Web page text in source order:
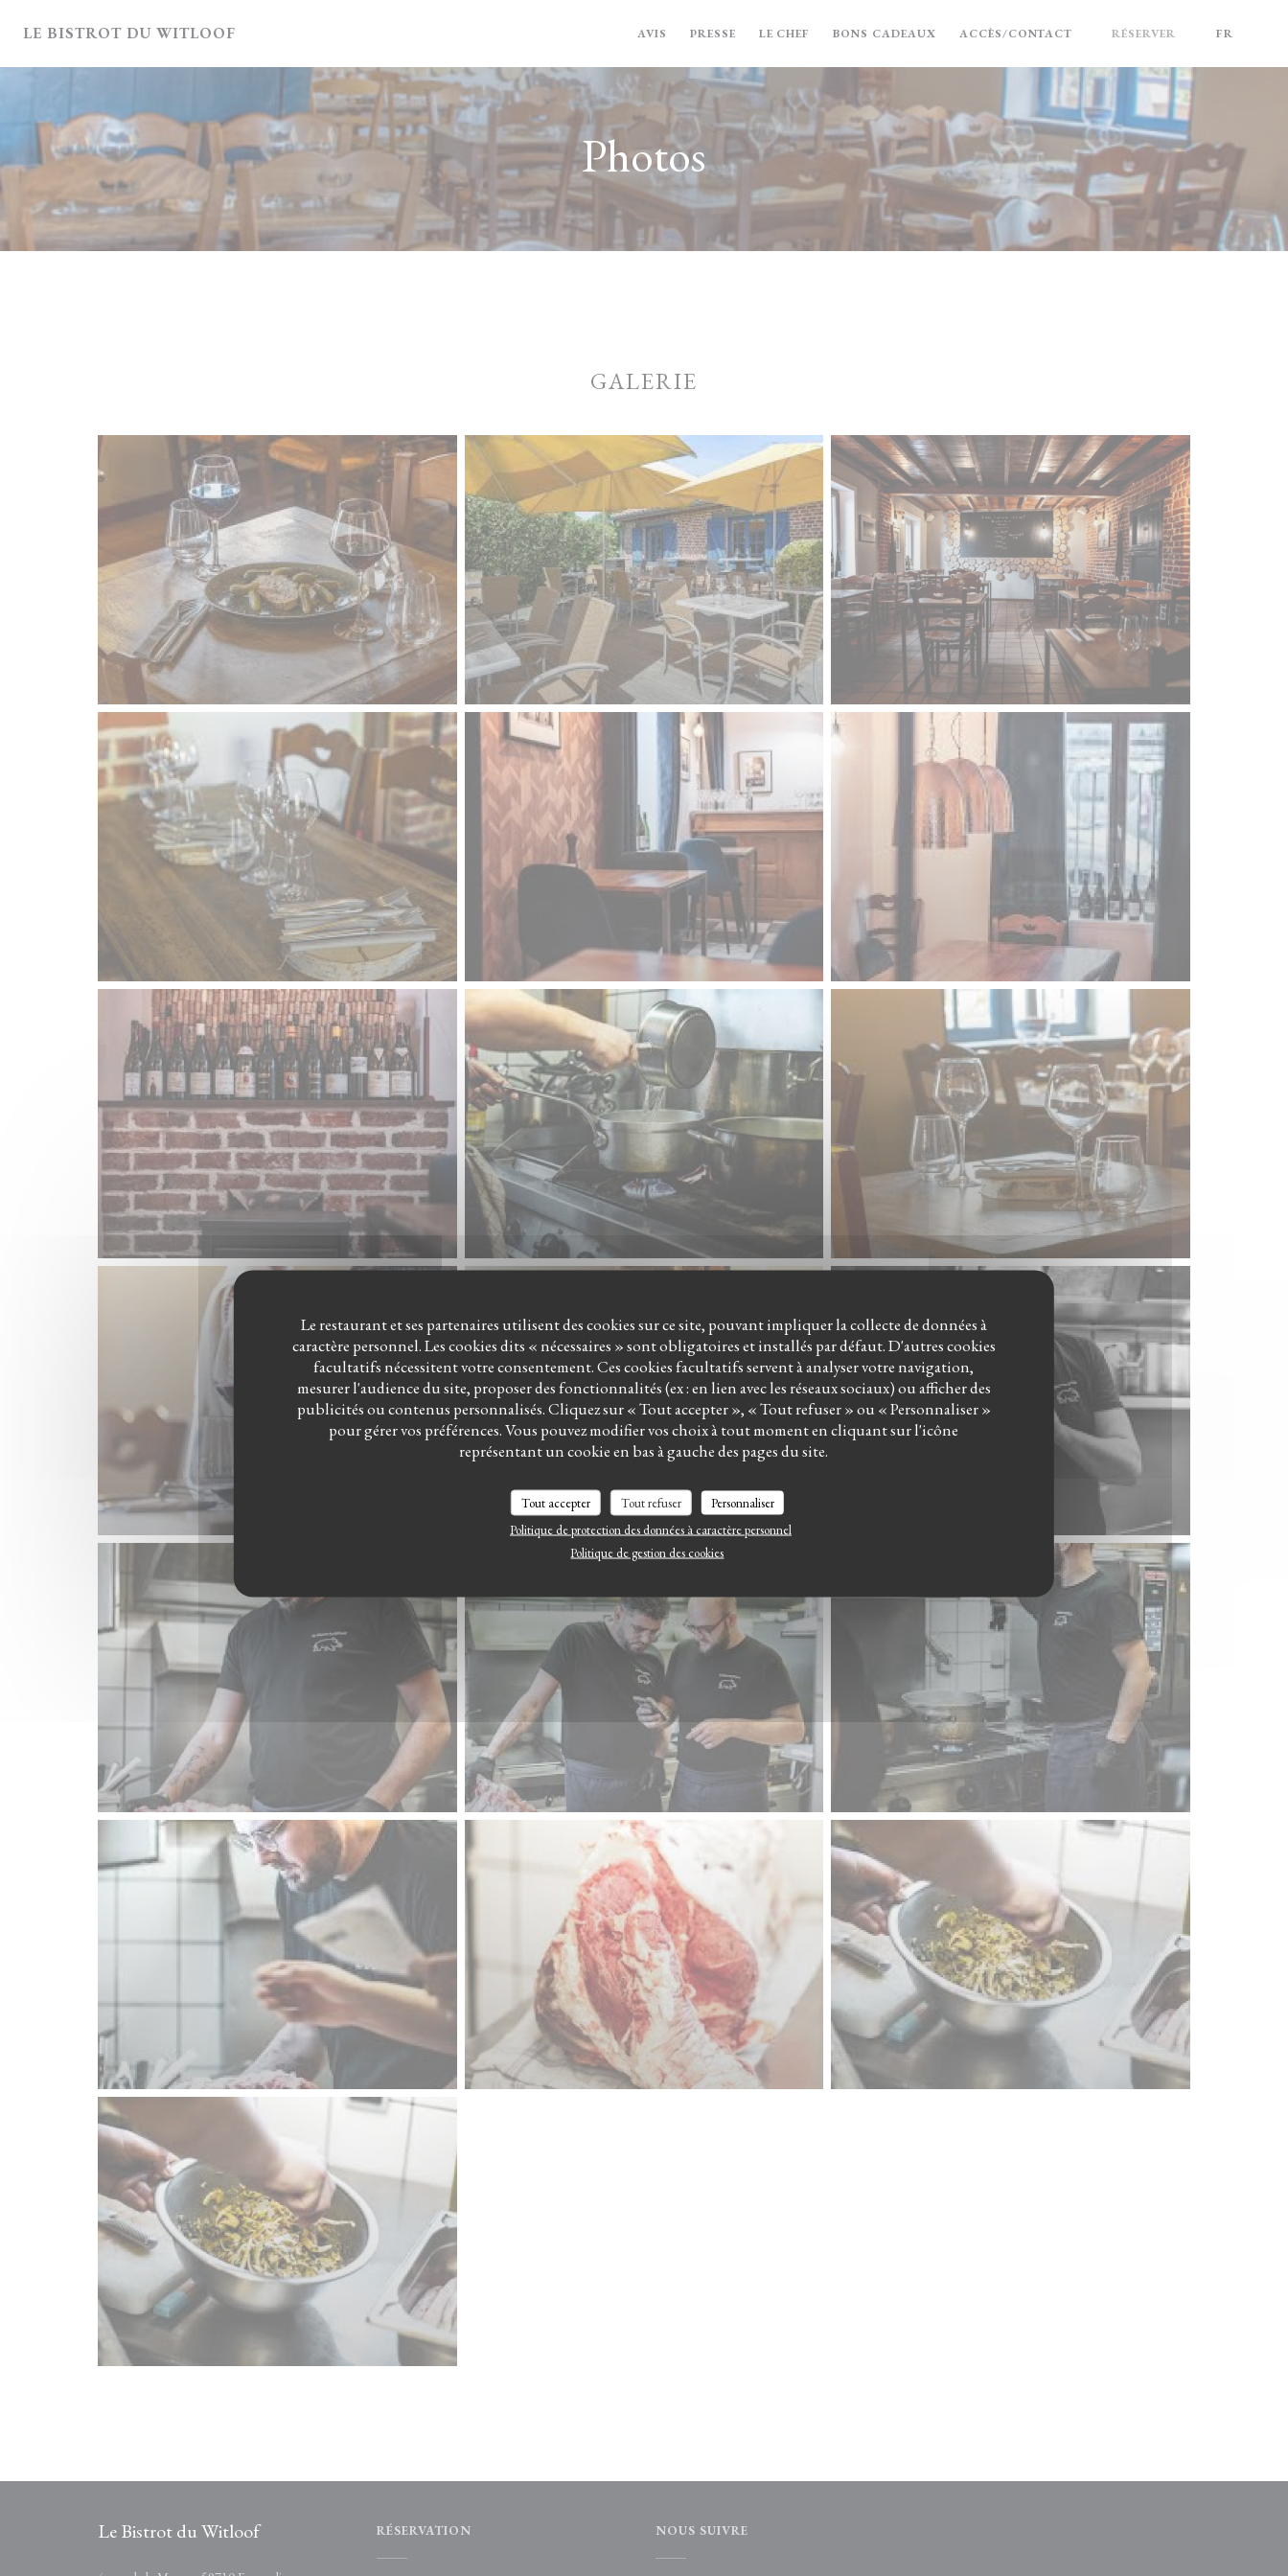
Le restaurant et ses partenaires utilisent des cookies sur ce site, pouvant impliquer la collecte de données à
caractère personnel. Les cookies dits « nécessaires » sont obligatoires et installés par défaut. D'autres cookies
facultatifs nécessitent votre consentement. Ces cookies facultatifs servent à analyser votre navigation,
mesurer l'audience du site, proposer des fonctionnalités (ex : en lien avec les réseaux sociaux) ou afficher des
publicités ou contenus personnalisés. Cliquez sur « Tout accepter », « Tout refuser » ou « Personnaliser »
pour gérer vos préférences. Vous pouvez modifier vos choix à tout moment en cliquant sur l'icône
représentant un cookie en bas à gauche des pages du site.
Tout accepter Tout refuser
Personnaliser
Politique de protection des données à caractère personnel
Politique de gestion des cookies
LE BISTROT DU WITLOOF AVIS PRESSE LE CHEF BONS CADEAUX((OUVRE UNE NOUVELLE FENÊTRE))
ACCÈS/CONTACT RÉSERVER FR
Photos
GALERIE
Le Bistrot du Witloof RÉSERVATION NOUS SUIVRE
LE BISTROT DU WITLOOF